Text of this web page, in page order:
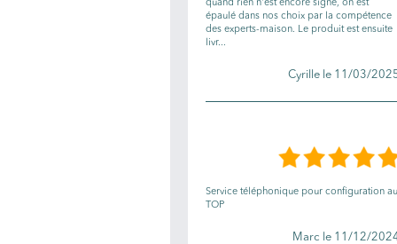
quand rien n'est encore signé, on est
épaulé dans nos choix par la compétence
des experts-maison. Le produit est ensuite
livr...
Cyrille le 11/03/
Service téléphonique pour configuration au
TOP
Marc le 11/12/